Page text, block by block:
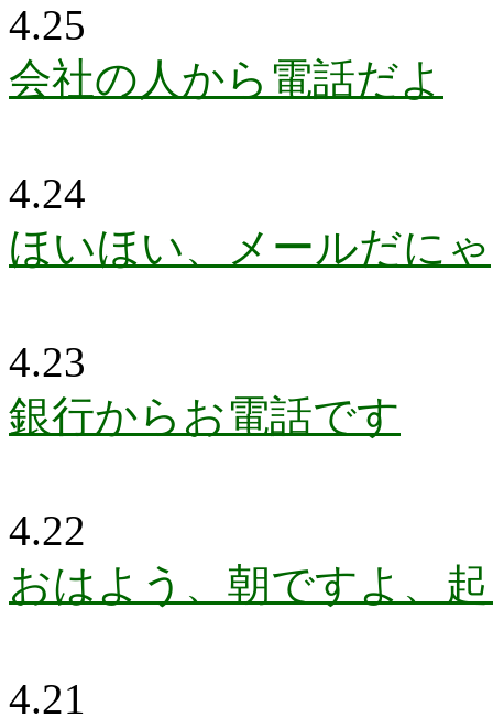
4.25
会社の人から電話だよ
4.24
ほいほい、メールだにゃ
4.23
銀行からお電話です
4.22
おはよう、朝ですよ、
4.21